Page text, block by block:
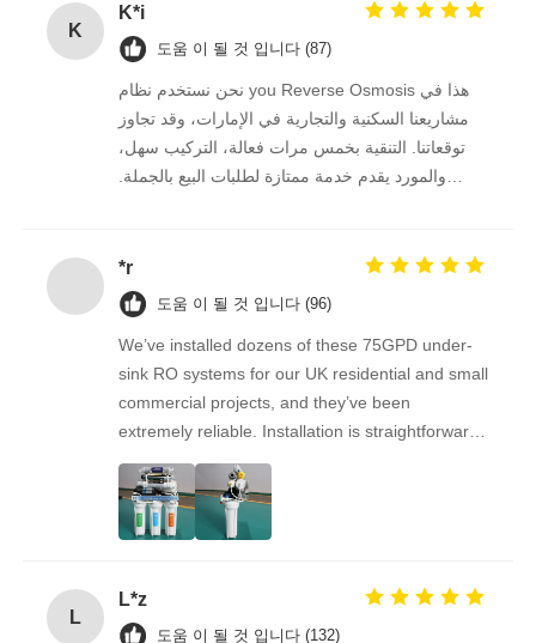
K
K*i
도움 이 될 것 입니다 (87)
نحن نستخدم نظام you Reverse Osmosis هذا في
مشاريعنا السكنية والتجارية في الإمارات، وقد تجاوز
توقعاتنا. التنقية بخمس مرات فعالة، التركيب سهل،
والمورد يقدم خدمة ممتازة لطلبات البيع بالجملة.
*r
도움 이 될 것 입니다 (96)
We’ve installed dozens of these 75GPD under-
sink RO systems for our UK residential and small
commercial projects, and they’ve been
extremely reliable. Installation is straightforward,
the filters are easy to replace, and the water
quality feedback from clients has been
overwhelmingly positive. The supplier is great to
work with — orders arrive on time, packaging is
consistent. As a repeat buyer, we couldn’t be
happier with both the product and the service.
L
L*z
도움 이 될 것 입니다 (132)